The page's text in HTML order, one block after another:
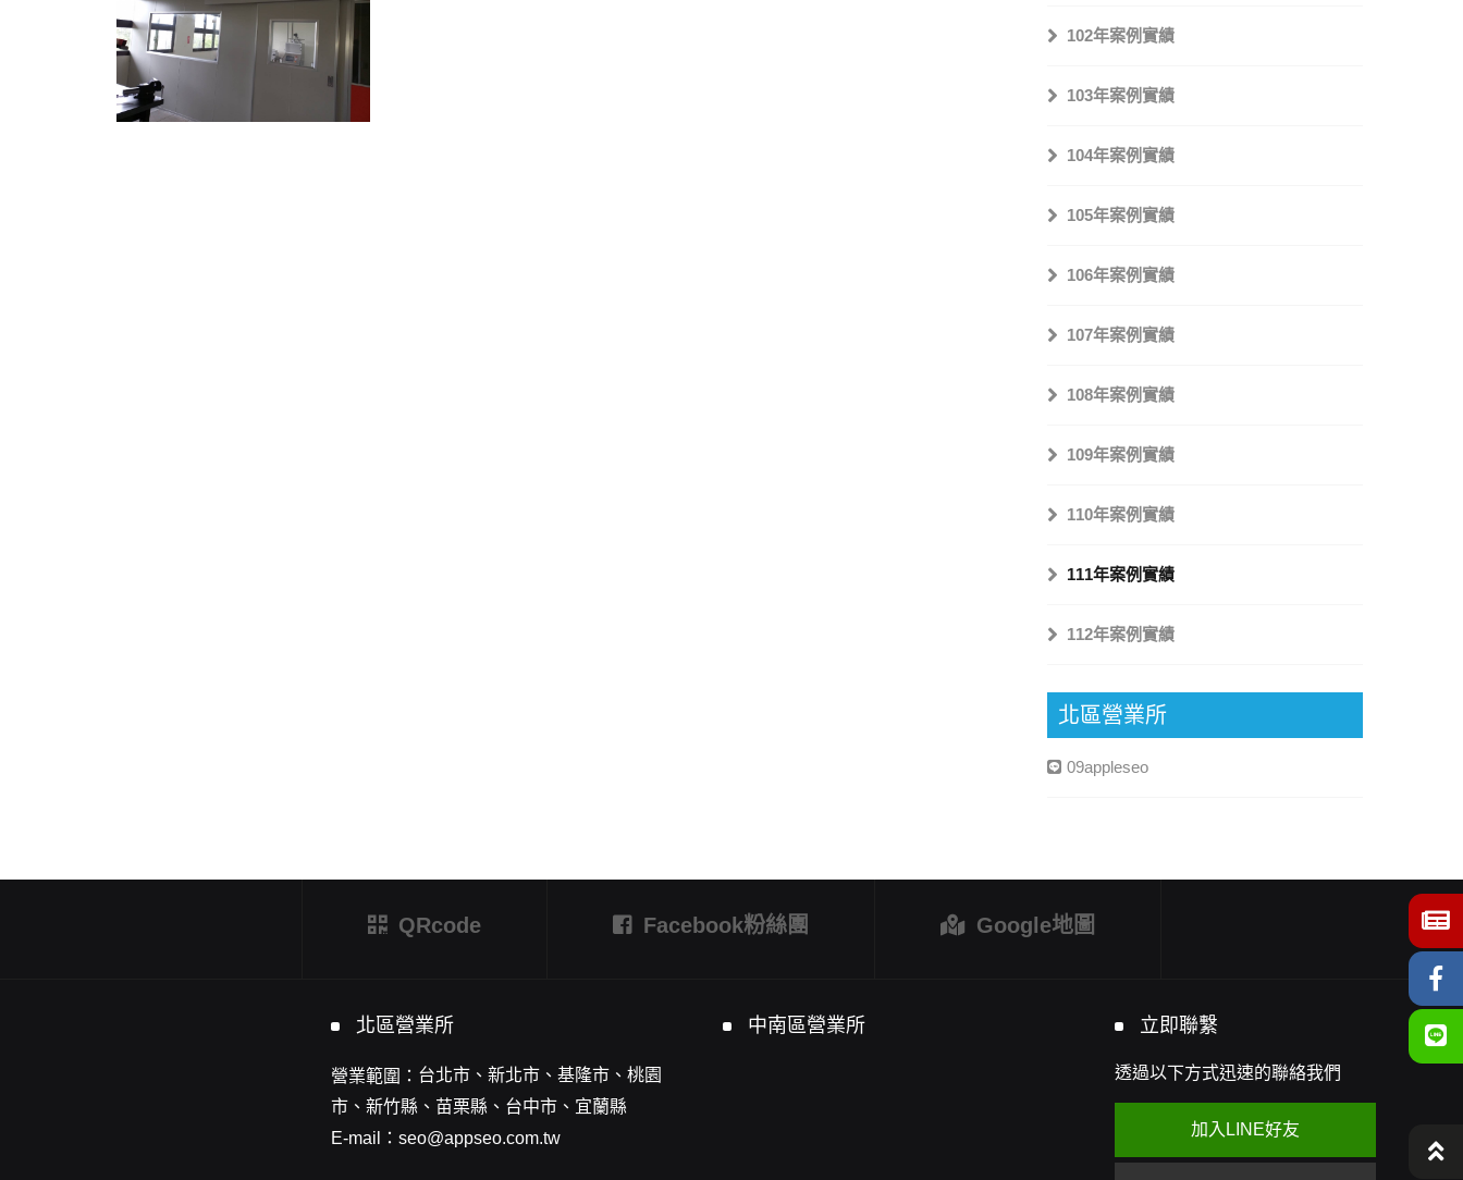
102年案例實績
103年案例實績
104年案例實績
105年案例實績
106年案例實績
107年案例實績
108年案例實績
109年案例實績
110年案例實績
111年案例實績
112年案例實績
北區營業所
09appleseo
QRcode Facebook粉絲團 Google地圖
北區營業所
營業範圍： 台北市、新北市、基隆市、桃園
市、新竹縣、苗栗縣、台中市、宜蘭縣
E-mail： seo@appseo.com.tw
中南區營業所 立即聯繫
透過以下方式迅速的聯絡我們
加入LINE好友